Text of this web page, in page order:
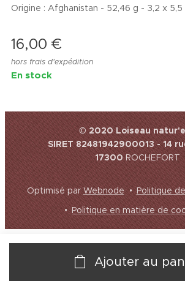
Origine : Afghanistan - 52,46 g - 3,2 x 5,5
16,00 €
hors frais d'expédition
En stock
Ajouter au
© 2020 Loiseau
SIRET 82481942900013 - 14
17300ROCHEFORT
Optimisé parWebnode
Politique
Politique en matière de